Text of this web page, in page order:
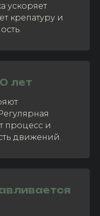
ускоряет
крепатуру и
лет
процесс и
движений.